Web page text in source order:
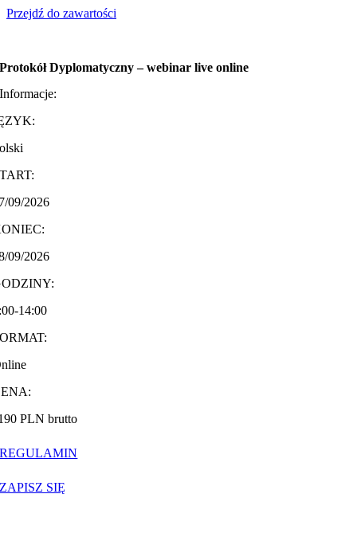
Przejdź do zawartości
Protokół Dyplomatyczny – webinar live online
Informacje:
09/2026
09/2026
14:00
PLN brutto
REGULAMIN
ZAPISZ SIĘ